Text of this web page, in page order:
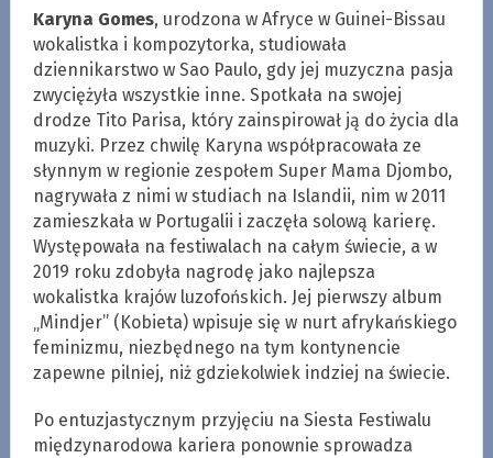
Karyna Gomes, urodzona w Afryce w Guinei-Bissau
wokalistka i kompozytorka, studiowała
dziennikarstwo w Sao Paulo, gdy jej muzyczna pasja
zwyciężyła wszystkie inne. Spotkała na swojej
drodze Tito Parisa, który zainspirował ją do życia dla
muzyki. Przez chwilę Karyna współpracowała ze
słynnym w regionie zespołem Super Mama Djombo,
nagrywała z nimi w studiach na Islandii, nim w 2011
zamieszkała w Portugalii i zaczęła solową karierę.
Występowała na festiwalach na całym świecie, a w
2019 roku zdobyła nagrodę jako najlepsza
wokalistka krajów luzofońskich. Jej pierwszy album
„Mindjer” (Kobieta) wpisuje się w nurt afrykańskiego
feminizmu, niezbędnego na tym kontynencie
zapewne pilniej, niż gdziekolwiek indziej na świecie.
Po entuzjastycznym przyjęciu na Siesta Festiwalu
międzynarodowa kariera ponownie sprowadza